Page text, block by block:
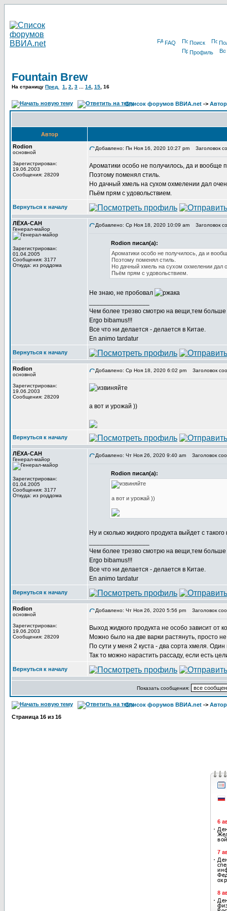
FAQ Поиск
Профиль
Fountain Brew
На страницу Пред. 1 2 3 14 15 16
Список форумов ВВИА.net ->
Автор
Rodion
основной
Зарегистрирован:
19.06.2003
Сообщения: 28209
Добавлено: Пн Ноя 16, 2020 10:27 pm Заголовок
Ароматики особо не получилось, да и вообще
Поэтому поменял стиль.
Но дачный хмель на сухом охмелении дал
Пьём прям с удовольствием.
Вернуться к началу
ЛЁХА-САН
Генерал-майор
Зарегистрирован:
01.04.2005
Сообщения: 3177
Откуда: из роддома
Добавлено: Ср Ноя 18, 2020 10:09 am Заголовок
Rodion писал(а):
Ароматики особо не получилось, да и
Поэтому поменял стиль.
Но дачный хмель на сухом охмелении дал
Пьём прям с удовольствием.
Не знаю, не пробовал
Чем более трезво смотрю на вещи,тем больше
Ergo bibamus!!!
Все что ни делается - делается в Китае.
En animo tardatur
Вернуться к началу
Rodion
основной
Зарегистрирован:
19.06.2003
Сообщения: 28209
Добавлено: Ср Ноя 18, 2020 6:02 pm Заголовок
а вот и урожай ))
Вернуться к началу
ЛЁХА-САН
Генерал-майор
Зарегистрирован:
01.04.2005
Сообщения: 3177
Откуда: из роддома
Добавлено: Чт Ноя 26, 2020 9:40 am Заголовок
Rodion писал(а):
а вот и урожай ))
Ну и сколько жидкого продукта выйдет с
Чем более трезво смотрю на вещи,тем больше
Ergo bibamus!!!
Все что ни делается - делается в Китае.
En animo tardatur
Вернуться к началу
Rodion
основной
Зарегистрирован:
19.06.2003
Сообщения: 28209
Добавлено: Чт Ноя 26, 2020 5:56 pm Заголовок
Выход жидкого продукта не особо зависит от
Можно было на две варки растянуть, просто
По сути у меня 2 куста - два сорта хмеля. Один
Так то можно нарастить рассаду, если есть
Вернуться к началу
Показать сообщения:
Список форумов ВВИА.net ->
Страница 16 из 16